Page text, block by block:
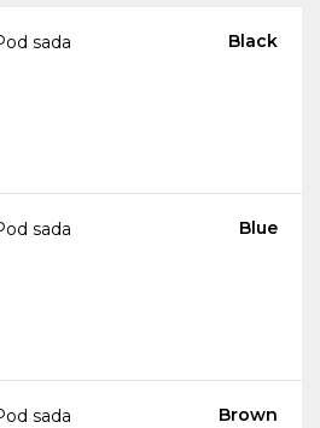
sada Black
sada Blue
sada Brown